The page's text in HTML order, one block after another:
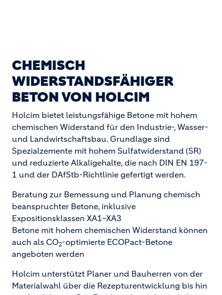
CHEMISCH
WIDERSTANDSFÄHIGER
BETON VON HOLCIM
Holcim bietet leistungsfähige Betone mit hohem
chemischen Widerstand für den Industrie-, Wasser-
und Landwirtschaftsbau. Grundlage sind
Spezialzemente mit hohem Sulfatwiderstand (SR)
und reduzierte Alkaligehalte, die nach DIN EN 197-
1 und der DAfStb-Richtlinie gefertigt werden.
Beratung zur Bemessung und Planung chemisch
beanspruchter Betone, inklusive
Expositionsklassen XA1–XA3
Betone mit hohem chemischen Widerstand können
auch als CO2-optimierte ECOPact-Betone
angeboten werden
Holcim unterstützt Planer und Bauherren von der
Materialwahl über die Rezepturentwicklung bis hin